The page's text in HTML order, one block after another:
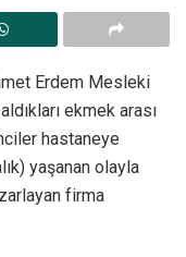
Erdem Mesleki
ekmek arası
hastaneye
yaşanan olayla
firma